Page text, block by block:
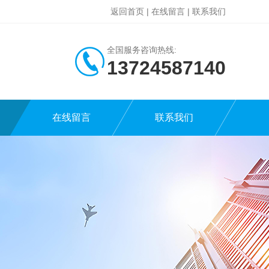
返回首页 | 在线留言 | 联系我们
全国服务咨询热线:
13724587140
在线留言 联系我们